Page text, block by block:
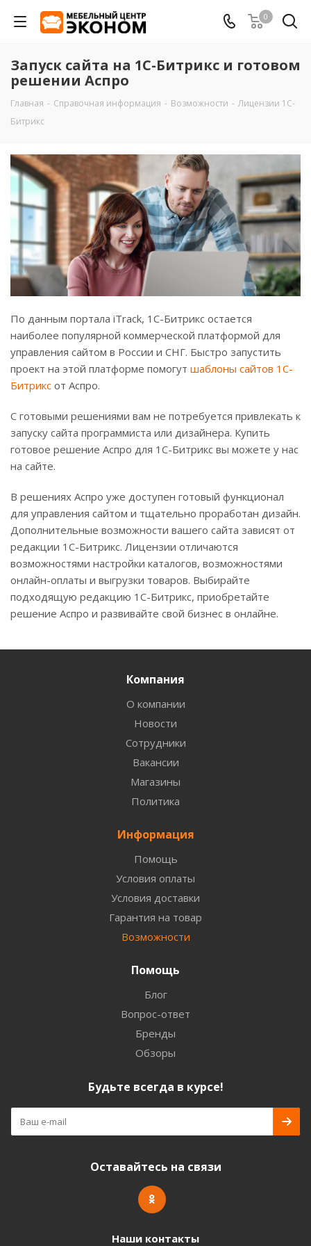
0
Запуск сайта на 1С-Битрикс и готовом
решении Аспро
Главная - Справочная информация - Возможности - Лицензии 1С-
Битрикс
По данным портала iTrack, 1C-Битрикс остается
наиболее популярной коммерческой платформой для
управления сайтом в России и СНГ. Быстро запустить
проект на этой платформе помогут шаблоны сайтов 1С-
Битрикс от Аспро.
С готовыми решениями вам не потребуется привлекать к
запуску сайта программиста или дизайнера. Купить
готовое решение Аспро для 1С-Битрикс вы можете у нас
на сайте.
В решениях Аспро уже доступен готовый функционал
для управления сайтом и тщательно проработан дизайн.
Дополнительные возможности вашего сайта зависят от
редакции 1С-Битрикс. Лицензии отличаются
возможностями настройки каталогов, возможностями
онлайн-оплаты и выгрузки товаров. Выбирайте
подходящую редакцию 1С-Битрикс, приобретайте
решение Аспро и развивайте свой бизнес в онлайне.
Компания
О компании
Новости
Сотрудники
Вакансии
Магазины
Политика
Информация
Помощь
Условия оплаты
Условия доставки
Гарантия на товар
Возможности
Помощь
Блог
Вопрос-ответ
Бренды
Обзоры
Будьте всегда в курсе!
Оставайтесь на связи
Наши контакты